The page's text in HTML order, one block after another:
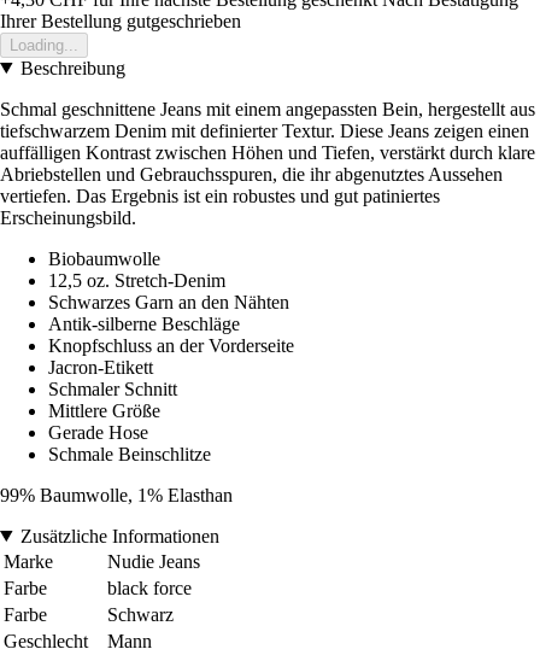
Ihrer Bestellung gutgeschrieben
Loading...
Beschreibung
Schmal geschnittene Jeans mit einem angepassten Bein, hergestellt aus
tiefschwarzem Denim mit definierter Textur. Diese Jeans zeigen einen
auffälligen Kontrast zwischen Höhen und Tiefen, verstärkt durch klare
Abriebstellen und Gebrauchsspuren, die ihr abgenutztes Aussehen
vertiefen. Das Ergebnis ist ein robustes und gut patiniertes
Erscheinungsbild.
Biobaumwolle
12,5 oz. Stretch-Denim
Schwarzes Garn an den Nähten
Antik-silberne Beschläge
Knopfschluss an der Vorderseite
Jacron-Etikett
Schmaler Schnitt
Mittlere Größe
Gerade Hose
Schmale Beinschlitze
99% Baumwolle, 1% Elasthan
Zusätzliche Informationen
Marke
Nudie Jeans
Farbe
black force
Farbe
Schwarz
Geschlecht
Mann